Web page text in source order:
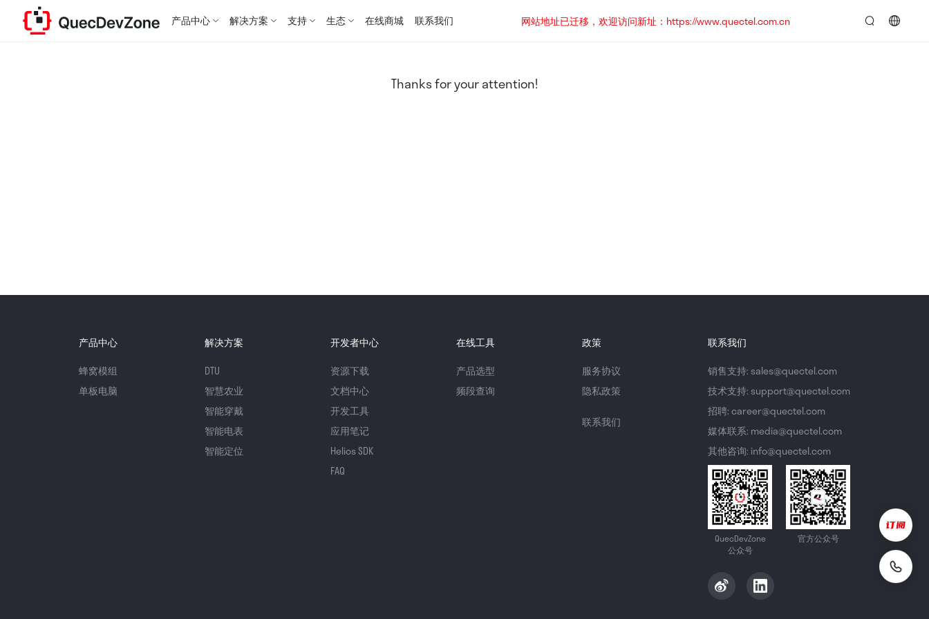
产品中心 解决方案 支持 生态 在线商城 联系我们
网站地址已迁移，欢迎访问新址：https://www.quectel.com.cn
Thanks for your attention!
产品中心
蜂窝模组
单板电脑
解决方案
DTU
智慧农业
智能穿戴
智能电表
智能定位
开发者中心
资源下载
文档中心
开发工具
应用笔记
Helios SDK
FAQ
在线工具
产品选型
频段查询
政策
服务协议
隐私政策
联系我们
联系我们
销售支持: sales@quectel.com
技术支持: support@quectel.com
招聘: career@quectel.com
媒体联系: media@quectel.com
其他咨询: info@quectel.com
QuecDevZone
公众号
官方公众号